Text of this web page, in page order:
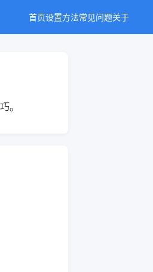
首页设置方法常见问题关于
。